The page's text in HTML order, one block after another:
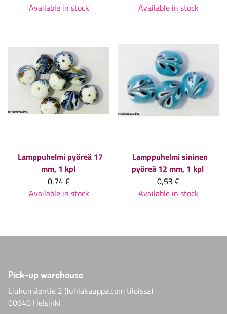
Available in stock
Available in stock
Lamppuhelmi pyöreä 17
mm, 1 kpl
0,74 €
Available in stock
Lamppuhelmi sininen
pyöreä 12 mm, 1 kpl
0,53 €
Available in stock
Pick-up warehouse
Liukumäentie 2 (Juhlakauppa.com tiloissa)
00640 Helsinki